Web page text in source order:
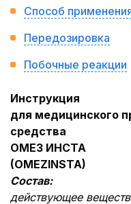
Способ
Передозировка
Побочные реакции
Инструкция
для медицинского
средства
ОМЕЗ ИНСТА
(OMEZINSTA)
Состав:
действующее